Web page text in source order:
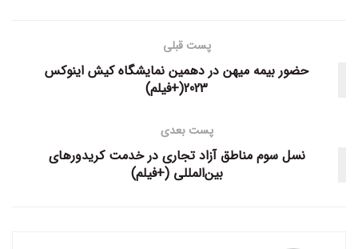
پست قبلی
حضور بیمه میهن در دهمین نمایشگاه کیش اینوکس
2023(+فیلم)
پست بعدی
نسل سوم مناطق آزاد تجاری در خدمت کریدورهای
بین‌المللی (+فیلم)